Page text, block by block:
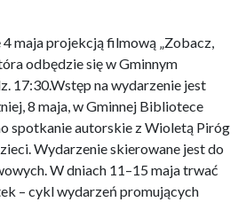
maja projekcją filmową „Zobacz,
odbędzie się w Gminnym
17:30.Wstęp na wydarzenie jest
8 maja, w Gminnej Bibliotece
spotkanie autorskie z Wioletą Piróg
Wydarzenie skierowane jest do
W dniach 11–15 maja trwać
– cykl wydarzeń promujących